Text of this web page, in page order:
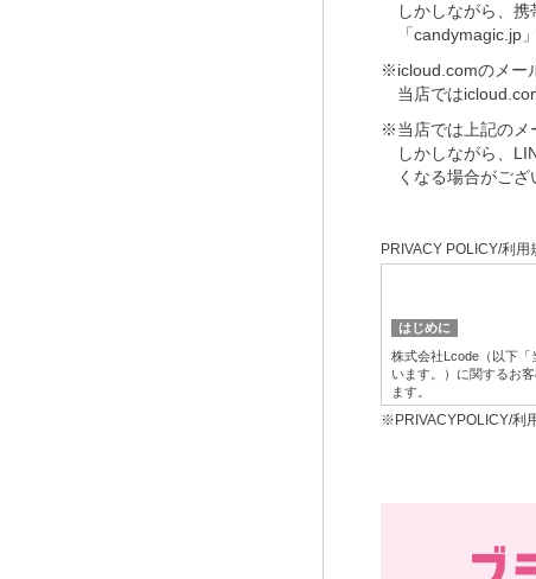
しかしながら、
「candymagic.jp
※icloud.comのメー
当店では
※当店では上記のメ
しかしながら、
くなる場合がござ
PRIVACY POLICY/利用
はじめに
株式会社Lcode（以下
います。）に関するお
ます。
お客様に対して、
お客様それぞれの
※PRIVACYPOLICY/利